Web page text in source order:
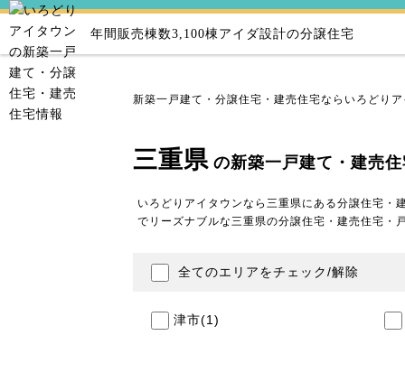
年間販売棟数3,100棟アイダ設計の分譲住宅
新築一戸建て・分譲住宅・建売住宅ならいろどりア
三重県 の新築一戸建て・建売
いろどりアイタウンなら三重県にある分譲住宅・
でリーズナブルな三重県の分譲住宅・建売住宅・
全てのエリアをチェック/解除
津市(1)